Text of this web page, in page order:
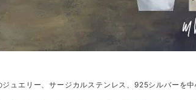
ュエリー、サージカルステンレス、925シルバーを